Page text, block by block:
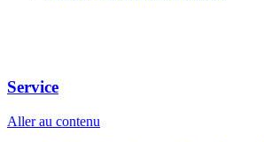
Service
Aller au contenu